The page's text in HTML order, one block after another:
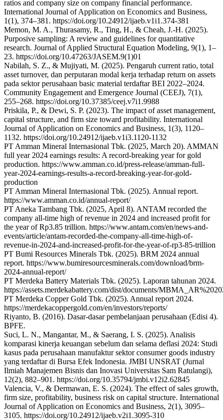
ratios and company size on company financial performance.
International Journal of Application on Economics and Business,
1(1), 374–381. https://doi.org/10.24912/ijaeb.v1i1.374-381
Memon, M. A., Thurasamy, R., Ting, H., & Cheah, J.-H. (2025).
Purposive sampling: A review and guidelines for quantitative
research. Journal of Applied Structural Equation Modeling, 9(1), 1–
23. https://doi.org/10.47263/JASEM.9(1)01
Nabilah, S. Z., & Mujiyati, M. (2025). Pengaruh current ratio, total
asset turnover, dan perputaran modal kerja terhadap return on assets
pada sektor perusahaan basic material terdaftar BEI 2022–2024.
Community Engagement and Emergence Journal (CEEJ), 7(1),
255–268. https://doi.org/10.37385/ceej.v7i1.9988
Priskila, P., & Dewi, S. P. (2023). The impact of asset management,
capital structure, and firm size toward profitability. International
Journal of Application on Economics and Business, 1(3), 1120–
1132. https://doi.org/10.24912/ijaeb.v1i3.1120-1132
PT Amman Mineral Internasional Tbk. (2025, March 20). AMMAN
full year 2024 earnings results: A record-breaking year for gold
production. https://www.amman.co.id/press-release/amman-full-
year-2024-earnings-results-a-record-breaking-year-for-gold-
production
PT Amman Mineral Internasional Tbk. (2025). Annual report.
https://www.amman.co.id/annual-report/
PT Aneka Tambang Tbk. (2025, April 8). ANTAM recorded the
company all-time high of revenue in 2024 and increased profit for
the year of Rp3.85 trillion. https://www.antam.com/en/news-and-
events/article/antam-recorded-the-company-all-time-high-of-
revenue-in-2024-and-increased-profit-for-the-year-of-rp3-85-trillion
PT Bumi Resources Minerals Tbk. (2025). BRM 2024 annual
report. https://www.bumiresourcesminerals.com/download/brm-
2024-annual-report/
PT Merdeka Battery Materials Tbk. (2025). Laporan tahunan 2024.
https://assets.merdekabattery.com/dist/documents/
PT Merdeka Copper Gold Tbk. (2025). Annual report 2024.
https://merdekacoppergold.com/en/investors/reports/
Riyanto, B. (2016). Dasar-dasar pembelanjaan perusahaan (Edisi 4).
BPFE.
Suci, L. N., Mangantar, M., & Saerang, I. S. (2025). Analisis
komparasi kinerja keuangan sebelum dan selama deflasi 2024: Studi
kasus pada perusahaan manufaktur sektor consumer goods industry
yang terdaftar di Bursa Efek Indonesia. JMBI UNSRAT (Jurnal
Ilmiah Manajemen Bisnis dan Inovasi Universitas Sam Ratulangi),
12(2), 882–901. https://doi.org/10.35794/jmbi.v12i2.62845
Valencia, V., & Dermawan, E. S. (2024). The effect of sales growth,
firm size, profitability, business risk on capital structure. International
Journal of Application on Economics and Business, 2(1), 3095–
3105. https://doi.org/10.24912/ijaeb.v2i1.3095-310